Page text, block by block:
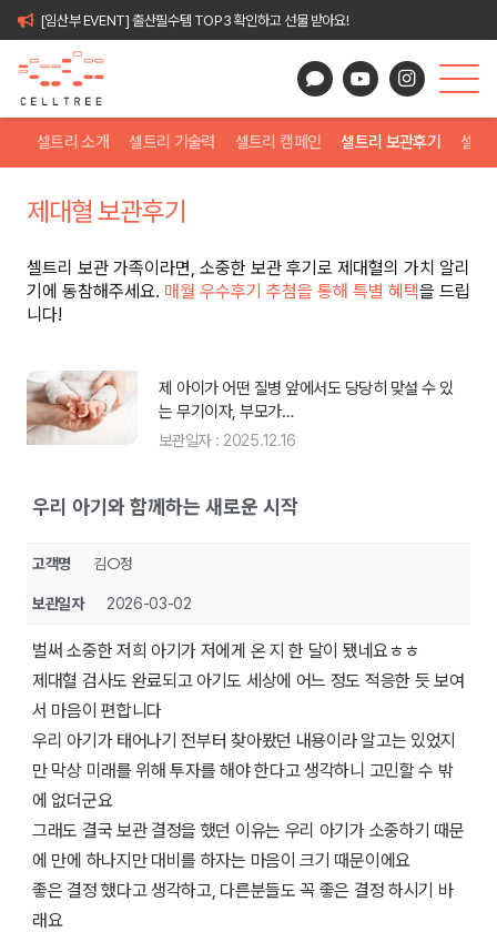
[임산부 EVENT] 출산필수템 TOP3 확인하고 선물 받아요!
셀트리 소개 셀트리 기술력 셀트리 캠페인 셀트리 보관후기 셀트
제대혈 보관후기
셀트리 보관 가족이라면, 소중한 보관 후기로 제대혈의 가치 알리
기에 동참해주세요. 매월 우수후기 추첨을 통해 특별 혜택을 드립
니다!
제 아이가 어떤 질병 앞에서도 당당히 맞설 수 있
는 무기이자, 부모가…
보관일자 : 2025.12.16
우리 아기와 함께하는 새로운 시작
고객명 김○정
보관일자 2026-03-02
벌써 소중한 저희 아기가 저에게 온 지 한 달이 됐네요ㅎㅎ
제대혈 검사도 완료되고 아기도 세상에 어느 정도 적응한 듯 보여
서 마음이 편합니다
우리 아기가 태어나기 전부터 찾아봤던 내용이라 알고는 있었지
만 막상 미래를 위해 투자를 해야 한다고 생각하니 고민할 수 밖
에 없더군요
그래도 결국 보관 결정을 했던 이유는 우리 아기가 소중하기 때문
에 만에 하나지만 대비를 하자는 마음이 크기 때문이에요
좋은 결정 했다고 생각하고, 다른분들도 꼭 좋은 결정 하시기 바
래요